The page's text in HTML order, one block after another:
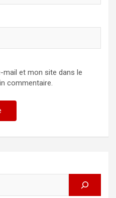
mail et mon site dans le
commentaire.